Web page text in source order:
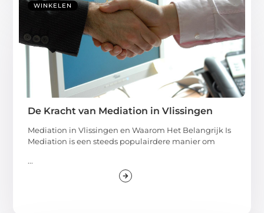
WINKELEN
De Kracht van Mediation in Vlissingen
Mediation in Vlissingen en Waarom Het Belangrijk Is
Mediation is een steeds populairdere manier om
...